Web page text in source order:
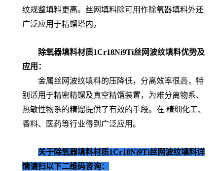
纹规整填料更高。丝网填料除可用作除氧器填料外还
广泛应用于精馏塔内。
除氧器填料材质1Cr18Ni9Ti丝网波纹填料优势及
应用：
金属丝网波纹填料的压降低，分离效率很高，特
别适用于精密精馏及真空精馏装置，为难分离物系、
热敏性物系的精馏提供了有效的手段。在 精细化工、
香料、医药等行业得到广泛应用。
关于除氧器填料材质1Cr18Ni9Ti丝网波纹填料详
情请扫以下二维码咨询：